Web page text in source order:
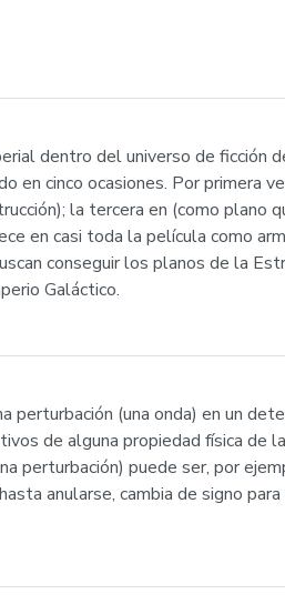
dentro del universo de ficción
cinco ocasiones. Por primera
la tercera en (como plano
en casi toda la película como
conseguir los planos de la
Galáctico.
perturbación (una onda) en un
de alguna propiedad física de
perturbación) puede ser, por
anularse, cambia de signo